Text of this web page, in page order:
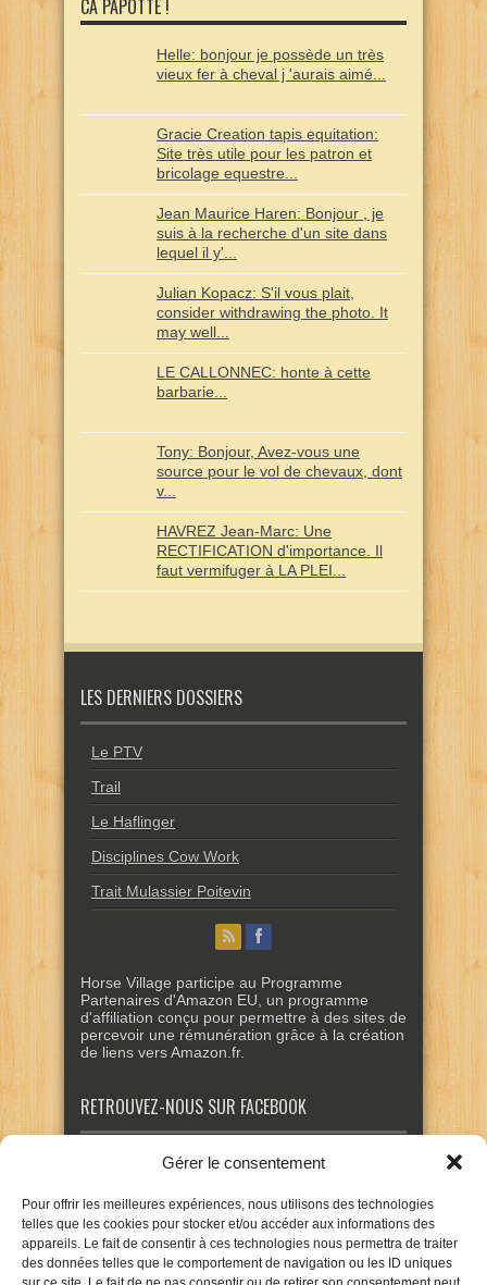
Gérer le consentement
Pour offrir les meilleures expériences, nous utilisons des technologies
telles que les cookies pour stocker et/ou accéder aux informations des
appareils. Le fait de consentir à ces technologies nous permettra de traiter
des données telles que le comportement de navigation ou les ID uniques
CA PAPOTTE !
Helle: bonjour je possède un très
vieux fer à cheval j 'aurais aimé...
Gracie Creation tapis equitation:
Site très utile pour les patron et
bricolage equestre...
Jean Maurice Haren: Bonjour , je
suis à la recherche d'un site dans
lequel il y'...
Julian Kopacz: S'il vous plait,
consider withdrawing the photo. It
may well...
LE CALLONNEC: honte à cette
barbarie...
Tony: Bonjour, Avez-vous une
source pour le vol de chevaux, dont
v...
HAVREZ Jean-Marc: Une
RECTIFICATION d'importance. Il
faut vermifuger à LA PLEI...
LES DERNIERS DOSSIERS
Le PTV
Trail
Le Haflinger
Disciplines Cow Work
Trait Mulassier Poitevin
Horse Village participe au Programme
Partenaires d'Amazon EU, un programme
d'affiliation conçu pour permettre à des sites de
percevoir une rémunération grâce à la création
de liens vers Amazon.fr.
RETROUVEZ-NOUS SUR FACEBOOK